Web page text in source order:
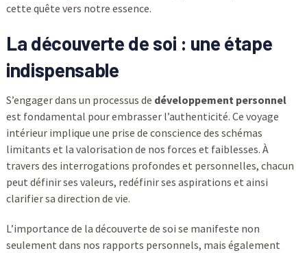
cette quête vers notre essence.
La découverte de soi : une étape
indispensable
S’engager dans un processus de développement personnel
est fondamental pour embrasser l’authenticité. Ce voyage
intérieur implique une prise de conscience des schémas
limitants et la valorisation de nos forces et faiblesses. À
travers des interrogations profondes et personnelles, chacun
peut définir ses valeurs, redéfinir ses aspirations et ainsi
clarifier sa direction de vie.
L’importance de la découverte de soi se manifeste non
seulement dans nos rapports personnels, mais également